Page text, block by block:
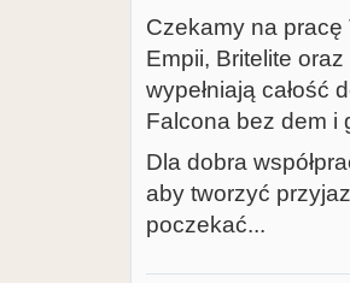
Czekamy na
Empii, Britelite
wypełniają całość
Falcona bez dem i
Dla dobra
aby tworzyć
poczekać...